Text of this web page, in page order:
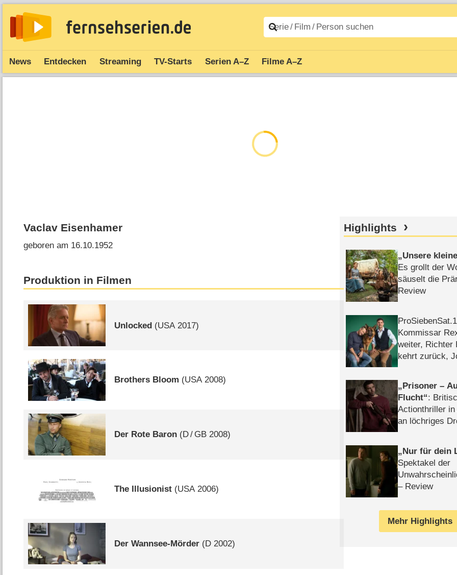
News Entdecken Streaming TV-Starts Serien A–Z Filme A–Z
Vaclav Eisenhamer
geboren am 16.10.1952
Produktion in Filmen
Unlocked (USA 2017)
Brothers Bloom (USA2008)
Der Rote Baron (D/ GB 2008)
The Illusionist (USA2006)
Der Wannsee-Mörder (D 2002)
Highlights
Unsere
Es grollt der
säuselt die
Review
Kommissar
weiter, Richter
kehrt zurück,
Prisoner –
Flucht :
Actionthriller
an löchriges
Nur für dein
Spektakel der
– Review
Mehr Highlights